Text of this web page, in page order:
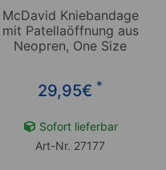
McDavid Kniebandage
mit Patellaöffnung aus
Neopren, One Size
29,95€ *
Sofort lieferbar
Art-Nr. 27177